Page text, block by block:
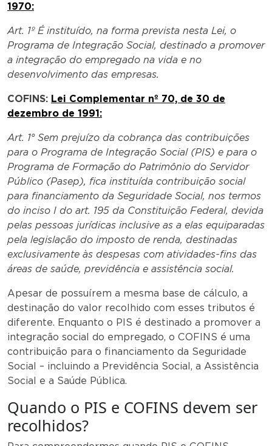
1970:
Art. 1º É instituído, na forma prevista nesta Lei, o
Programa de Integração Social, destinado a promover
a integração do empregado na vida e no
desenvolvimento das empresas.
COFINS: Lei Complementar nº 70, de 30 de
dezembro de 1991:
Art. 1° Sem prejuízo da cobrança das contribuições
para o Programa de Integração Social (PIS) e para o
Programa de Formação do Patrimônio do Servidor
Público (Pasep), fica instituída contribuição social
para financiamento da Seguridade Social, nos termos
do inciso I do art. 195 da Constituição Federal, devida
pelas pessoas jurídicas inclusive as a elas equiparadas
pela legislação do imposto de renda, destinadas
exclusivamente às despesas com atividades-fins das
áreas de saúde, previdência e assistência social.
Apesar de possuírem a mesma base de cálculo, a
destinação do valor recolhido com esses tributos é
diferente. Enquanto o PIS é destinado a promover a
integração social do empregado, o COFINS é uma
contribuição para o financiamento da Seguridade
Social – incluindo a Previdência Social, a Assistência
Social e a Saúde Pública.
Quando o PIS e COFINS devem ser
recolhidos?